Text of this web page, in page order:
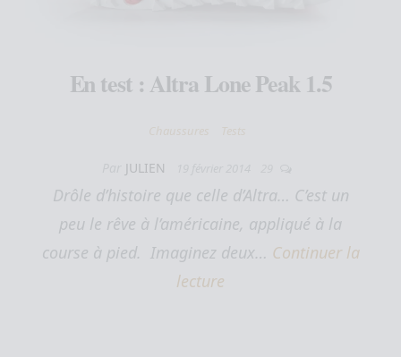
En test : Altra Lone Peak 1.5
Chaussures Tests
JULIEN
Drôle d’histoire que celle d’Altra… C’est un
peu le rêve à l’américaine, appliqué à la
course à pied. Imaginez deux… Continuer la
lecture